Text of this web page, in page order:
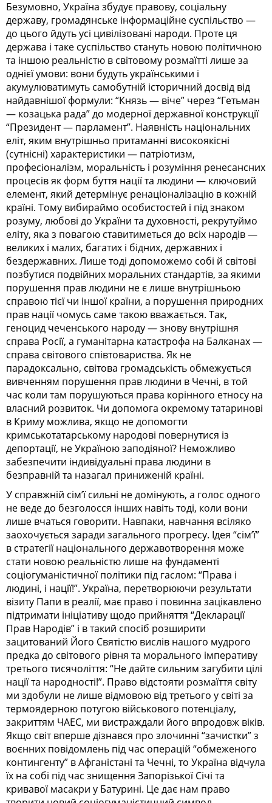
Безумовно, Україна збудує правову, соціальну
державу, громадянське інформаційне суспільство —
до цього йдуть усі цивілізовані народи. Проте ця
держава і таке суспільство стануть новою політичною
та іншою реальністю в світовому розмаїтті лише за
однієї умови: вони будуть українськими і
акумулюватимуть самобутній історичний досвід від
найдавнішої формули: “Князь — віче” через “Гетьман
— козацька рада” до модерної державної конструкції
“Президент — парламент”. Наявність національних
еліт, яким внутрішньо притаманні високоякісні
(сутнісні) характеристики — патріотизм,
професіоналізм, моральність і розуміння ренесансних
процесів як форм буття нації та людини — ключовий
елемент, який детермінує ренаціоналізацію в кожній
країні. Тому вибираймо особистостей і під знаком
розуму, любові до України та духовності, рекрутуймо
еліту, яка з повагою ставитиметься до всіх народів —
великих і малих, багатих і бідних, державних і
бездержавних. Лише тоді допоможемо собі й світові
позбутися подвійних моральних стандартів, за якими
порушення прав людини не є лише внутрішньою
справою тієї чи іншої країни, а порушення природних
прав нації чомусь саме такою вважається. Так,
геноцид чеченського народу — знову внутрішня
справа Росії, а гуманітарна катастрофа на Балканах —
справа світового співтовариства. Як не
парадоксально, світова громадськість обмежується
вивченням порушення прав людини в Чечні, в той
час коли там порушуються права корінного етносу на
власний розвиток. Чи допомога окремому татаринові
в Криму можлива, якщо не допомогти
кримськотатарському народові повернутися із
депортації, не Україною заподіяної? Неможливо
забезпечити індивідуальні права людини в
безправній та назагал приниженій країні.
У справжній сім’ї сильні не домінують, а голос одного
не веде до безголосся інших навіть тоді, коли вони
лише вчаться говорити. Навпаки, навчання всіляко
заохочується заради загального прогресу. Ідея “сім’ї”
в стратегії національного державотворення може
стати новою реальністю лише на фундаменті
соціогуманістичної політики під гаслом: “Права і
людині, і нації!”. Україна, перетворюючи результати
візиту Папи в реалії, має право і повинна зацікавлено
підтримати ініціативу щодо прийняття “Декларації
Прав Народів” і в такий спосіб розширити
зацитований Його Святістю вислів нашого мудрого
предка до світового рівня та морального імперативу
третього тисячоліття: “Не дайте сильним загубити цілі
нації та народності!”. Право відстояти розмаїття світу
ми здобули не лише відмовою від третього у світі за
термоядерною потугою військового потенціалу,
закриттям ЧАЕС, ми вистраждали його впродовж віків.
Якщо світ вперше дізнався про злочинні “зачистки” з
воєнних повідомлень під час операцій “обмеженого
контингенту” в Афганістані та Чечні, то Україна відчула
їх на собі під час знищення Запорізької Січі та
кривавої масакри у Батурині. Це дає нам право